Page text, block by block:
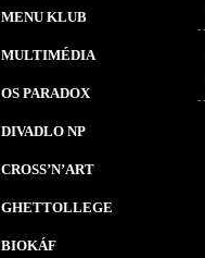
MENU KLUB
MULTIMÉDIA
OS PARADOX
DIVADLO NP
CROSS’N’ART
GHETTOLLEGE
BIOKÁF